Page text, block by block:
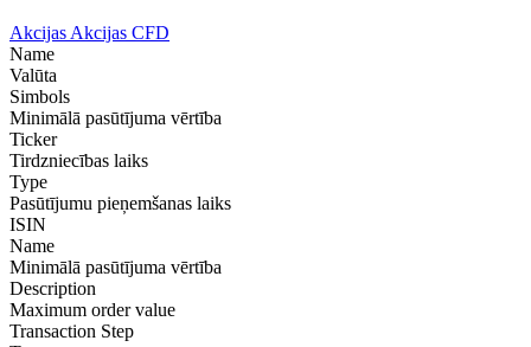
Akcijas Akcijas CFD
Name
Valūta
Simbols
Minimālā pasūtījuma vērtība
Ticker
Tirdzniecības laiks
Type
Pasūtījumu pieņemšanas laiks
ISIN
Name
Minimālā pasūtījuma vērtība
Description
Maximum order value
Transaction Step